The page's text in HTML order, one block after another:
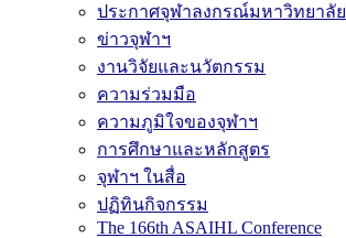
ประกาศจุฬาลงกรณ์มหาวิทยาลัย
ข่าวจุฬาฯ
งานวิจัยและนวัตกรรม
ความร่วมมือ
ความภูมิใจของจุฬาฯ
การศึกษาและหลักสูตร
จุฬาฯ ในสื่อ
ปฏิทินกิจกรรม
The 166th ASAIHL Conference